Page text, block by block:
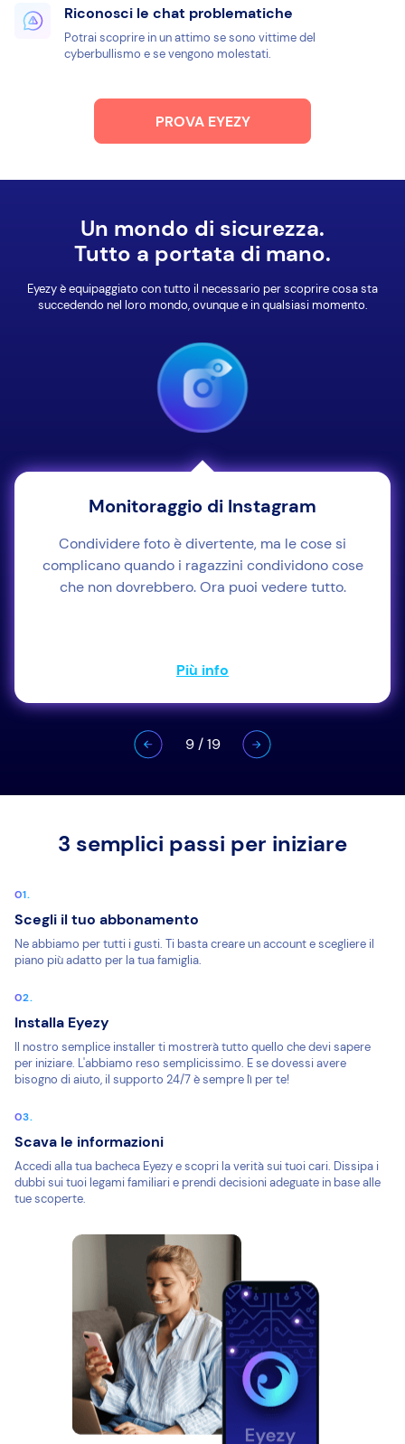
Riconosci le chat problematiche
Potrai scoprire in un attimo se sono vittime del
cyberbullismo e se vengono molestati.
PROVA EYEZY
Un mondo di sicurezza.
Tutto a portata di mano.
Eyezy è equipaggiato con tutto il necessario per scoprire cosa sta
succedendo nel loro mondo, ovunque e in qualsiasi momento.
Monitoraggio di Instagram
Condividere foto è divertente, ma le cose si
complicano quando i ragazzini condividono cose
che non dovrebbero. Ora puoi vedere tutto.
Più info
9/19
3 semplici passi per iniziare
Scegli il tuo abbonamento
Ne abbiamo per tutti i gusti. Ti basta creare un account e scegliere il
piano più adatto per la tua famiglia.
Installa Eyezy
Il nostro semplice installer ti mostrerà tutto quello che devi sapere
per iniziare. L'abbiamo reso semplicissimo. E se dovessi avere
bisogno di aiuto, il supporto 24/7 è sempre lì per te!
Scava le informazioni
Accedi alla tua bacheca Eyezy e scopri la verità sui tuoi cari. Dissipa i
dubbi sui tuoi legami familiari e prendi decisioni adeguate in base alle
tue scoperte.